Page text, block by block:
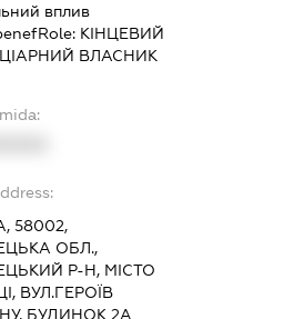
вплив
КІНЦЕВИЙ
ВЛАСНИК
58002,
ОБЛ.,
Р-Н, МІСТО
ВУЛ.ГЕРОЇВ
БУДИНОК 2А